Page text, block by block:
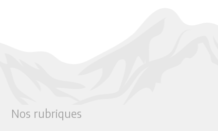
Nos rubriques